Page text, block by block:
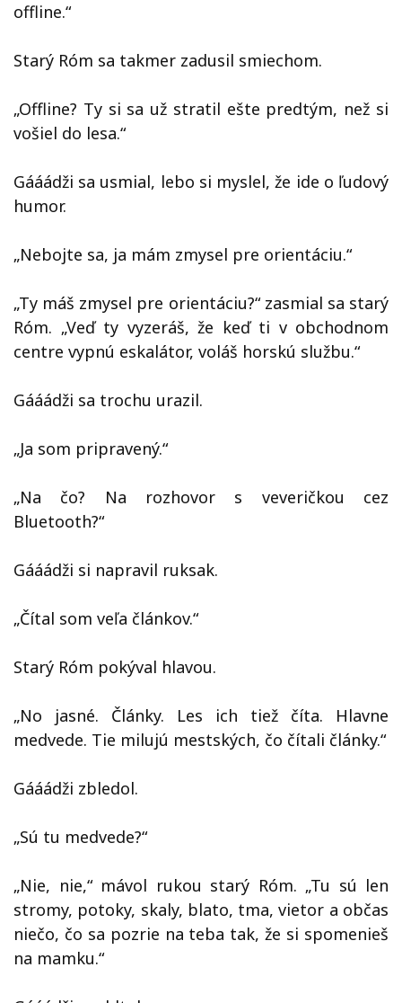
offline.“
Starý Róm sa takmer zadusil smiechom.
„Offline? Ty si sa už stratil ešte predtým, než si
vošiel do lesa.“
Gááádži sa usmial, lebo si myslel, že ide o ľudový
humor.
„Nebojte sa, ja mám zmysel pre orientáciu.“
„Ty máš zmysel pre orientáciu?“ zasmial sa starý
Róm. „Veď ty vyzeráš, že keď ti v obchodnom
centre vypnú eskalátor, voláš horskú službu.“
Gááádži sa trochu urazil.
„Ja som pripravený.“
„Na čo? Na rozhovor s veveričkou cez
Bluetooth?“
Gááádži si napravil ruksak.
„Čítal som veľa článkov.“
Starý Róm pokýval hlavou.
„No jasné. Články. Les ich tiež číta. Hlavne
medvede. Tie milujú mestských, čo čítali články.“
Gááádži zbledol.
„Sú tu medvede?“
„Nie, nie,“ mávol rukou starý Róm. „Tu sú len
stromy, potoky, skaly, blato, tma, vietor a občas
niečo, čo sa pozrie na teba tak, že si spomenieš
na mamku.“